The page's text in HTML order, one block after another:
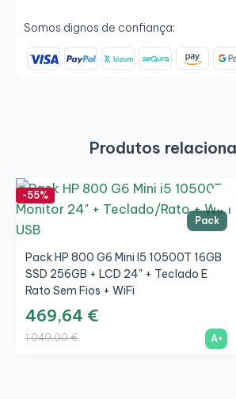
Somos dignos de confiança:
Produtos
Pack
-55%
Pack HP 800 G6 Mini I5 10500T 16GB
SSD 256GB + LCD 24" + Teclado E
Rato Sem Fios + WiFi
469,64 €
1 049,00 € A+